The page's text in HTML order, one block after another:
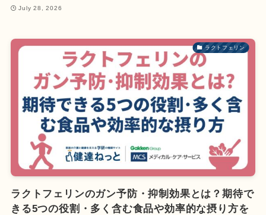
July 28, 2026
ラクトフェリン
ラクトフェリンのガン予防・抑制効果とは？期待で
きる5つの役割・多く含む食品や効率的な摂り方を